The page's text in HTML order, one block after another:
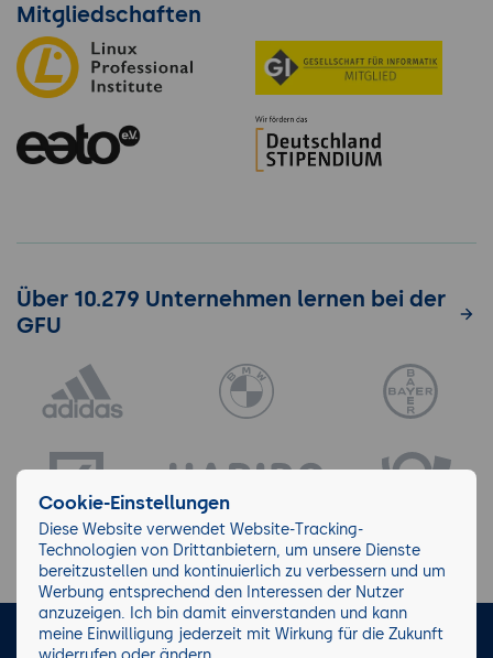
Mitgliedschaften
Über 10.279 Unternehmen lernen bei der
GFU
LinkedIn Facebook
Cookie-Einstellungen
Diese Website verwendet Website-Tracking-
Technologien von Drittanbietern, um unsere Dienste
bereitzustellen und kontinuierlich zu verbessern und um
Werbung entsprechend den Interessen der Nutzer
anzuzeigen. Ich bin damit einverstanden und kann
meine Einwilligung jederzeit mit Wirkung für die Zukunft